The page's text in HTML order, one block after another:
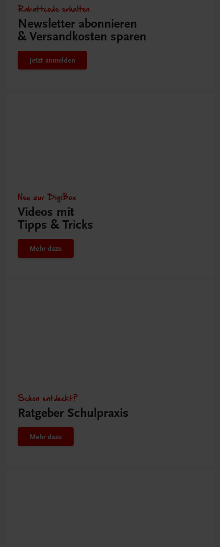
Rabattcode erhalten
Newsletter abonnieren
& Versandkosten sparen
Jetzt anmelden
Neu zur DigiBox
Videos mit
Tipps & Tricks
Mehr dazu
Schon entdeckt?
Ratgeber Schulpraxis
Mehr dazu